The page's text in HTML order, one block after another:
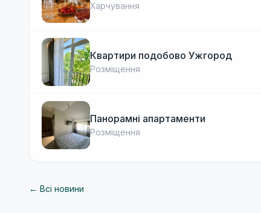
Харчування
Квартири подобово Ужгород
Розміщення
Панорамні апартаменти
Розміщення
← Всі новини